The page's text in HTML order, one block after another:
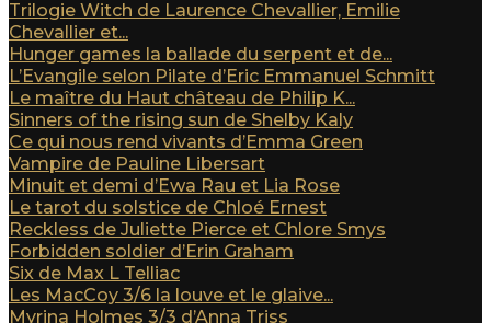
Trilogie Witch de Laurence Chevallier, Emilie
Chevallier et...
Hunger games la ballade du serpent et de...
L’Evangile selon Pilate d’Eric Emmanuel Schmitt
Le maître du Haut château de Philip K...
Sinners of the rising sun de Shelby Kaly
Ce qui nous rend vivants d’Emma Green
Vampire de Pauline Libersart
Minuit et demi d’Ewa Rau et Lia Rose
Le tarot du solstice de Chloé Ernest
Reckless de Juliette Pierce et Chlore Smys
Forbidden soldier d’Erin Graham
Six de Max L Telliac
Les MacCoy 3/6 la louve et le glaive...
Myrina Holmes 3/3 d’Anna Triss